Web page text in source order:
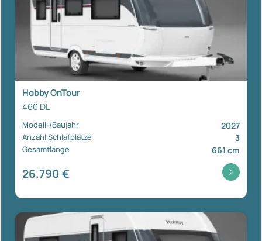
Hobby OnTour
460 DL
Modell-/Baujahr 2027
Anzahl Schlafplätze 3
Gesamtlänge 661 cm
26.790 €